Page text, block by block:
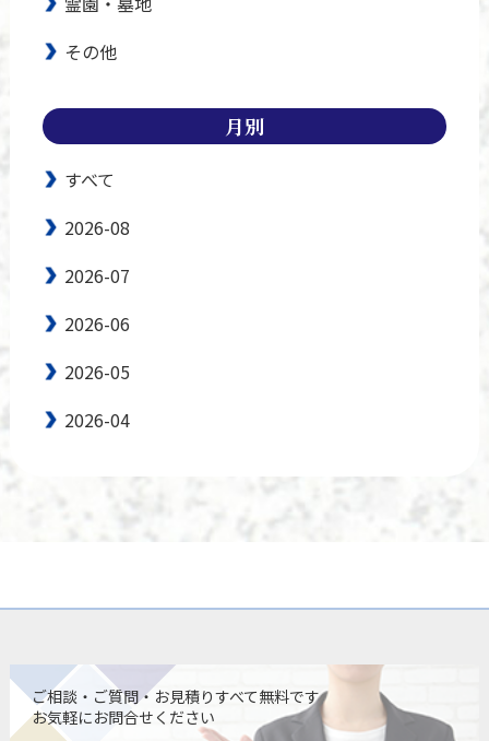
その他
月別
すべて
2026-08
2026-07
2026-06
2026-05
2026-04
ご相談・ご質問・お見積りすべて無料です
お気軽にお問合せください